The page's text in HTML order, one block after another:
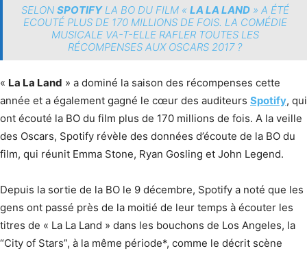
SELON SPOTIFYLA BO DU FILM « LA LA LAND» A ÉTÉ
ECOUTÉ PLUS DE 170 MILLIONS DE FOIS. LA COMÉDIE
MUSICALE VA-T-ELLE RAFLER TOUTES LES
RÉCOMPENSES AUX OSCARS 2017 ?
« La La Land » a dominé la saison des récompenses cette
année et a également gagné le cœur des auditeurs Spotify, qui
ont écouté la BO du film plus de 170 millions de fois. A la veille
des Oscars, Spotify révèle des données d’écoute de la BO du
film, qui réunit Emma Stone, Ryan Gosling et John Legend.
Depuis la sortie de la BO le 9 décembre, Spotify a noté que les
gens ont passé près de la moitié de leur temps à écouter les
titres de « La La Land » dans les bouchons de Los Angeles, la
“City of Stars”, à la même période*, comme le décrit scène